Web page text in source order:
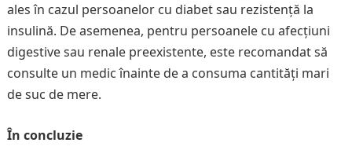
ales în cazul persoanelor cu diabet sau rezistență la
insulină. De asemenea, pentru persoanele cu afecțiuni
digestive sau renale preexistente, este recomandat să
consulte un medic înainte de a consuma cantități mari
de suc de mere.
În concluzie